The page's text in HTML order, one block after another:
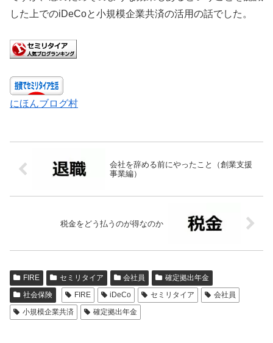
した上でのiDeCoと小規模企業共済の活用の話でした。
にほんブログ村
会社を辞める前にやったこと（創業支援
事業編）
税金をどう払うのが得なのか
FIRE セミリタイア 会社員
確定拠出年金
社会保険
FIRE iDeCo セミリタイア
会社員
小規模企業共済
確定拠出年金